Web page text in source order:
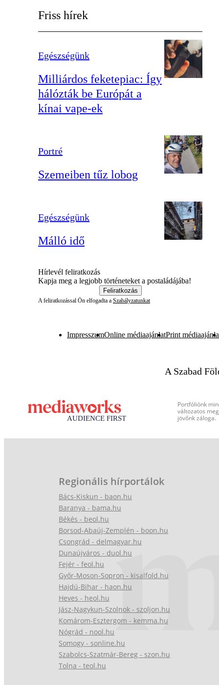
Friss hírek
Egészségünk
Milliárdos feketepiac: Így
hálózták be Európát a
kínai vape-ek
Portré
Szemeiben tűz lobog
Egészségünk
Málló idő
Hírlevél feliratkozás
Kapja meg a legjobb történeteket a postaládájába!
Feliratkozás
A feliratkozással Ön elfogadta a Szabályzatunkat
ImpresszumOnline médiaajánlatPrint
A Szabad
Portfóliónk
változatos
jövőnk záloga.
Regionális hírportálok
Bács-Kiskun - baon.hu
Baranya - bama.hu
Békés - beol.hu
Borsod-Abaúj-Zemplén - boon.hu
Csongrád - delmagyar.hu
Dunaújváros - duol.hu
Fejér - feol.hu
Győr-Moson-Sopron - kisalfold.hu
Hajdú-Bihar - haon.hu
Heves - heol.hu
Jász-Nagykun-Szolnok - szoljon.hu
Komárom-Esztergom - kemma.hu
Nógrád - nool.hu
Somogy - sonline.hu
Szabolcs-Szatmár-Bereg - szon.hu
Tolna - teol.hu